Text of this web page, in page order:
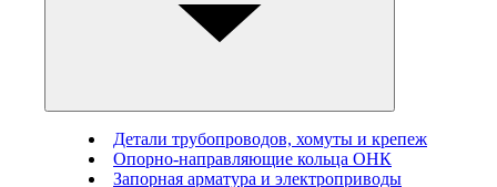
Детали трубопроводов, хомуты и крепеж
Опорно-направляющие кольца ОНК
Запорная арматура и электроприводы